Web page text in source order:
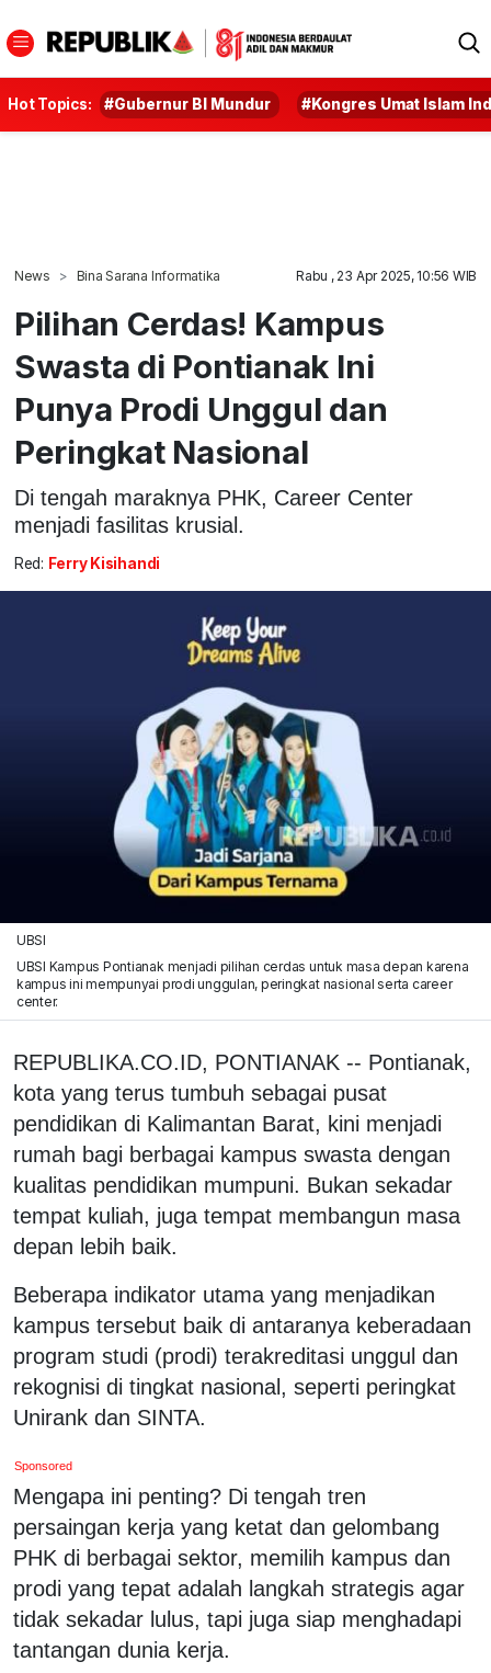
Hot Topics: #Gubernur BI Mundur #Kongres Umat Islam
News Bina Sarana Informatika Rabu , 23 Apr 2025, 10:56 WIB
Pilihan Cerdas! Kampus
Swasta di Pontianak Ini
Punya Prodi Unggul dan
Peringkat Nasional
Di tengah maraknya PHK, Career Center
menjadi fasilitas krusial.
Red: Ferry Kisihandi
UBSI
UBSI Kampus Pontianak menjadi pilihan cerdas untuk masa depan karena
kampus ini mempunyai prodi unggulan, peringkat nasional serta career
center.
REPUBLIKA.CO.ID, PONTIANAK -- Pontianak,
kota yang terus tumbuh sebagai pusat
pendidikan di Kalimantan Barat, kini menjadi
rumah bagi berbagai kampus swasta dengan
kualitas pendidikan mumpuni. Bukan sekadar
tempat kuliah, juga tempat membangun masa
depan lebih baik.
Beberapa indikator utama yang menjadikan
kampus tersebut baik di antaranya keberadaan
program studi (prodi) terakreditasi unggul dan
rekognisi di tingkat nasional, seperti peringkat
Unirank dan SINTA.
Sponsored
Mengapa ini penting? Di tengah tren
persaingan kerja yang ketat dan gelombang
PHK di berbagai sektor, memilih kampus dan
prodi yang tepat adalah langkah strategis agar
tidak sekadar lulus, tapi juga siap menghadapi
tantangan dunia kerja.